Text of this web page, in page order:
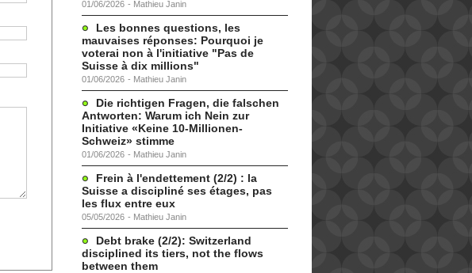
01/06/2026 - Mathieu Janin
Les bonnes questions, les
mauvaises réponses: Pourquoi je
voterai non à l'initiative "Pas de
Suisse à dix millions"
01/06/2026 - Mathieu Janin
Die richtigen Fragen, die falschen
Antworten: Warum ich Nein zur
Initiative «Keine 10-Millionen-
Schweiz» stimme
01/06/2026 - Mathieu Janin
Frein à l'endettement (2/2) : la
Suisse a discipliné ses étages, pas
les flux entre eux
05/05/2026 - Mathieu Janin
Debt brake (2/2): Switzerland
disciplined its tiers, not the flows
between them